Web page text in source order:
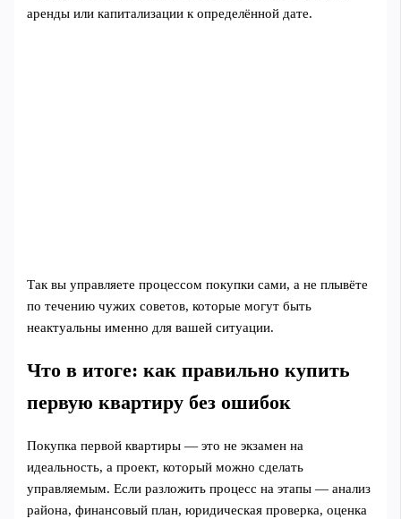
аренды или капитализации к определённой дате.
Так вы управляете процессом покупки сами, а не плывёте
по течению чужих советов, которые могут быть
неактуальны именно для вашей ситуации.
Что в итоге: как правильно купить
первую квартиру без ошибок
Покупка первой квартиры — это не экзамен на
идеальность, а проект, который можно сделать
управляемым. Если разложить процесс на этапы — анализ
района, финансовый план, юридическая проверка, оценка